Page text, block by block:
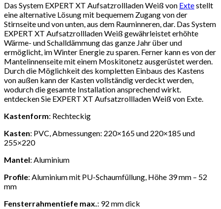
Das System EXPERT XT Aufsatzrollladen Weiß von Extestellt
eine alternative Lösung mit bequemem Zugang von der
Stirnseite und von unten, aus dem Rauminneren, dar. Das System
EXPERT XT Aufsatzrollladen Weiß gewährleistet erhöhte
Wärme- und Schalldämmung das ganze Jahr über und
ermöglicht, im Winter Energie zu sparen. Ferner kann es von der
Mantelinnenseite mit einem Moskitonetz ausgerüstet werden.
Durch die Möglichkeit des kompletten Einbaus des Kastens
von außen kann der Kasten vollständig verdeckt werden,
wodurch die gesamte Installation ansprechend wirkt.
entdecken Sie EXPERT XT Aufsatzrollladen Weiß von Exte.
Kastenform: Rechteckig
Kasten: PVC, Abmessungen: 220×165 und 220×185 und
255×220
Mantel: Aluminium
Profile: Aluminium mit PU-Schaumfüllung, Höhe 39 mm – 52
mm
Fensterrahmentiefe max.: 92 mm dick